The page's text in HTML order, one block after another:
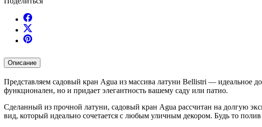
Описание
Представляем садовый кран Agua из массива латуни Bellistri — идеальное
функционален, но и придает элегантность вашему саду или патио.
Сделанный из прочной латуни, садовый кран Agua рассчитан на долгую
вид, который идеально сочетается с любым уличным декором. Будь то